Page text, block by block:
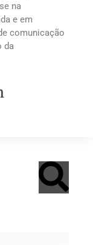
na
e em
comunicação
da